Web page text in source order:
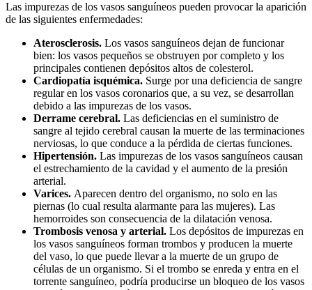
Las impurezas de los vasos sanguíneos pueden provocar la aparición
de las siguientes enfermedades:
Aterosclerosis. Los vasos sanguíneos dejan de funcionar
bien: los vasos pequeños se obstruyen por completo y los
principales contienen depósitos altos de colesterol.
Cardiopatía isquémica. Surge por una deficiencia de sangre
regular en los vasos coronarios que, a su vez, se desarrollan
debido a las impurezas de los vasos.
Derrame cerebral. Las deficiencias en el suministro de
sangre al tejido cerebral causan la muerte de las terminaciones
nerviosas, lo que conduce a la pérdida de ciertas funciones.
Hipertensión. Las impurezas de los vasos sanguíneos causan
el estrechamiento de la cavidad y el aumento de la presión
arterial.
Varices. Aparecen dentro del organismo, no solo en las
piernas (lo cual resulta alarmante para las mujeres). Las
hemorroides son consecuencia de la dilatación venosa.
Trombosis venosa y arterial. Los depósitos de impurezas en
los vasos sanguíneos forman trombos y producen la muerte
del vaso, lo que puede llevar a la muerte de un grupo de
células de un organismo. Si el trombo se enreda y entra en el
torrente sanguíneo, podría producirse un bloqueo de los vasos